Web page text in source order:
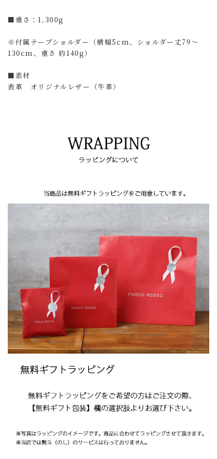
■重さ：1,300g
※付属テープショルダー（横幅5cm、ショルダー丈79～
130cm、重さ 約140g）
■素材
表革 オリジナルレザー（牛革）